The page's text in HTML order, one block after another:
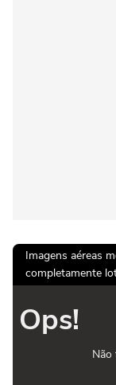
Imagens aéreas
completamente
Ops!